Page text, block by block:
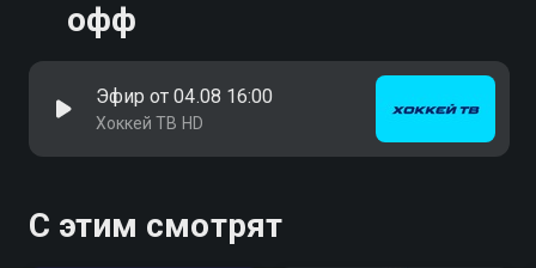
офф
Эфир от 04.08 16:00
Хоккей ТВ HD
С этим смотрят